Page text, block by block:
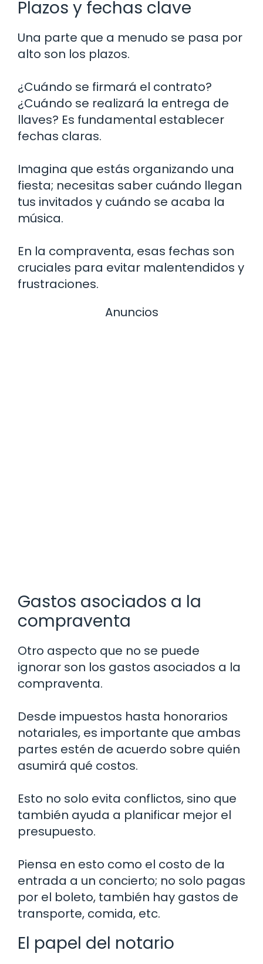
Plazos y fechas clave
Una parte que a menudo se pasa por
alto son los plazos.
¿Cuándo se firmará el contrato?
¿Cuándo se realizará la entrega de
llaves? Es fundamental establecer
fechas claras.
Imagina que estás organizando una
fiesta; necesitas saber cuándo llegan
tus invitados y cuándo se acaba la
música.
En la compraventa, esas fechas son
cruciales para evitar malentendidos y
frustraciones.
Anuncios
Gastos asociados a la
compraventa
Otro aspecto que no se puede
ignorar son los gastos asociados a la
compraventa.
Desde impuestos hasta honorarios
notariales, es importante que ambas
partes estén de acuerdo sobre quién
asumirá qué costos.
Esto no solo evita conflictos, sino que
también ayuda a planificar mejor el
presupuesto.
Piensa en esto como el costo de la
entrada a un concierto; no solo pagas
por el boleto, también hay gastos de
transporte, comida, etc.
El papel del notario